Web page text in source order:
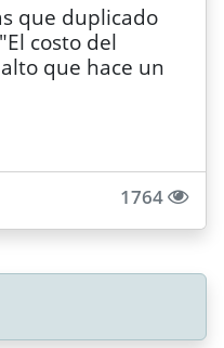
que duplicado
costo del
que hace un
1764